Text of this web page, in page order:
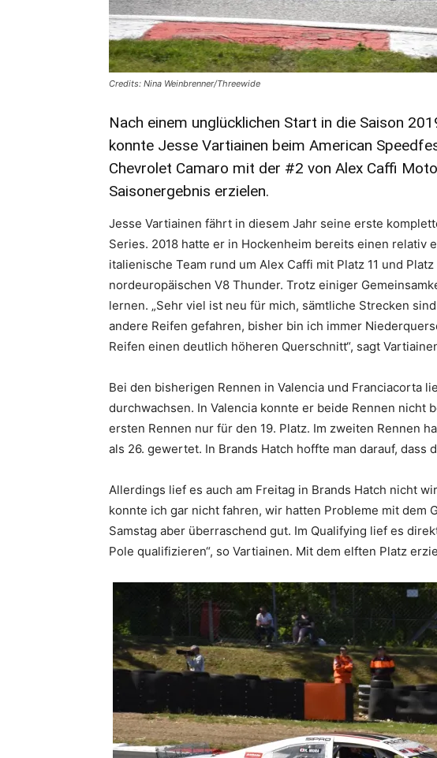
Credits: Nina Weinbrenner/Threewide
Nach einem unglücklichen Start in die Saison
konnte Jesse Vartiainen beim American
Chevrolet Camaro mit der #2 von Alex Caffi
Saisonergebnis erzielen.
Jesse Vartiainen fährt in diesem Jahr seine erste
Series. 2018 hatte er in Hockenheim bereits einen relativ
italienische Team rund um Alex Caffi mit Platz 11 und
nordeuropäischen V8 Thunder. Trotz einiger
lernen. „Sehr viel ist neu für mich, sämtliche Strecken
andere Reifen gefahren, bisher bin ich immer
Reifen einen deutlich höheren Querschnitt“, sagt
Bei den bisherigen Rennen in Valencia und Franciacorta
durchwachsen. In Valencia konnte er beide Rennen nicht
ersten Rennen nur für den 19. Platz. Im zweiten Rennen
als 26. gewertet. In Brands Hatch hoffte man darauf, dass
Allerdings lief es auch am Freitag in Brands Hatch nicht
konnte ich gar nicht fahren, wir hatten Probleme mit dem
Samstag aber überraschend gut. Im Qualifying lief es
Pole qualifizieren“, so Vartiainen. Mit dem elften Platz